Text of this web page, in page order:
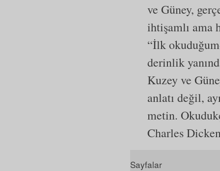
ve Güney,
ihtişamlı ama
“İlk
derinlik
Kuzey ve
anlatı değil,
metin.
Charles
Sayfalar